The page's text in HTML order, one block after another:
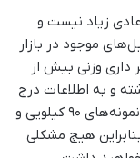
زیاد نیست و
موجود در بازار
داری وزنی بیش از
و به اطلاعات درج
شده در بخش مشخصات محصول دقت کنید. نمونه‌های ۹۰ کیلویی و
بنابراین هیچ مشکلی